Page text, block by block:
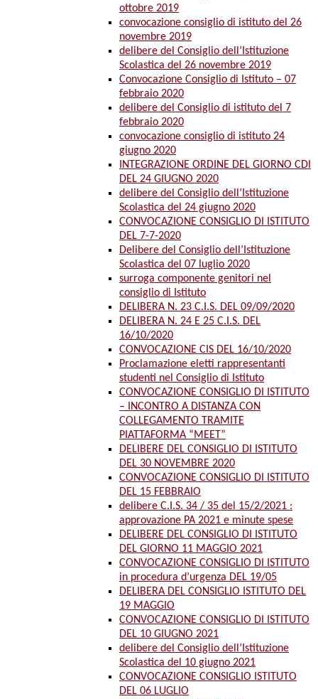
ottobre 2019
convocazione consiglio di istituto del 26
novembre 2019
delibere del Consiglio dell’Istituzione
Scolastica del 26 novembre 2019
Convocazione Consiglio di Istituto – 07
febbraio 2020
delibere del Consiglio di istituto del 7
febbraio 2020
convocazione consiglio di istituto 24
giugno 2020
INTEGRAZIONE ORDINE DEL GIORNO CDI
DEL 24 GIUGNO 2020
delibere del Consiglio dell’Istituzione
Scolastica del 24 giugno 2020
CONVOCAZIONE CONSIGLIO DI ISTITUTO
DEL 7-7-2020
Delibere del Consiglio dell’Istituzione
Scolastica del 07 luglio 2020
surroga componente genitori nel
consiglio di Istituto
DELIBERA N. 23 C.I.S. DEL 09/09/2020
DELIBERA N. 24 E 25 C.I.S. DEL
16/10/2020
CONVOCAZIONE CIS DEL 16/10/2020
Proclamazione eletti rappresentanti
studenti nel Consiglio di Istituto
CONVOCAZIONE CONSIGLIO DI ISTITUTO
– INCONTRO A DISTANZA CON
COLLEGAMENTO TRAMITE
PIATTAFORMA “MEET”
DELIBERE DEL CONSIGLIO DI ISTITUTO
DEL 30 NOVEMBRE 2020
CONVOCAZIONE CONSIGLIO DI ISTITUTO
DEL 15 FEBBRAIO
delibere C.I.S. 34 / 35 del 15/2/2021 :
approvazione PA 2021 e minute spese
DELIBERE DEL CONSIGLIO DI ISTITUTO
DEL GIORNO 11 MAGGIO 2021
CONVOCAZIONE CONSIGLIO DI ISTITUTO
in procedura d’urgenza DEL 19/05
DELIBERA DEL CONSIGLIO ISTITUTO DEL
19 MAGGIO
CONVOCAZIONE CONSIGLIO DI ISTITUTO
DEL 10 GIUGNO 2021
delibere del Consiglio dell’Istituzione
Scolastica del 10 giugno 2021
CONVOCAZIONE CONSIGLIO ISTITUTO
DEL 06 LUGLIO